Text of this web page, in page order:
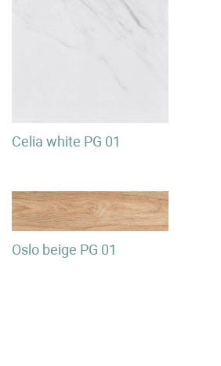
Celia white PG 01
Oslo beige PG 01